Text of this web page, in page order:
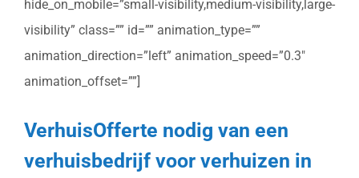
hide_on_mobile=”small-visibility,medium-visibility,large-
visibility” class=”” id=”” animation_type=””
animation_direction=”left” animation_speed=”0.3″
animation_offset=””]
VerhuisOfferte nodig van een
verhuisbedrijf voor verhuizen in